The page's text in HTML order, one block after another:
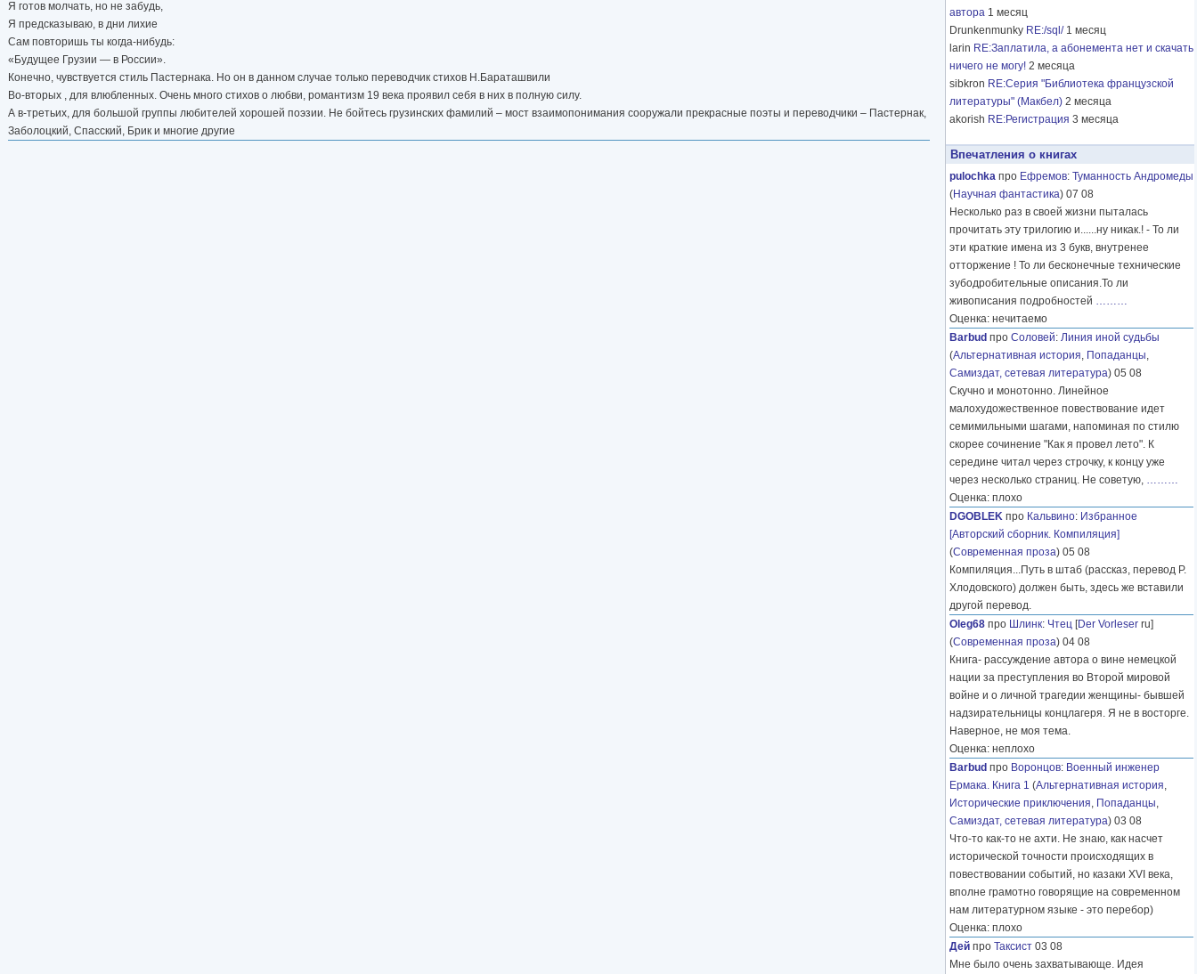
Я готов молчать, но не забудь,
Я предсказываю, в дни лихие
Сам повторишь ты когда-нибудь:
«Будущее Грузии — в России».
Конечно, чувствуется стиль Пастернака. Но он в данном случае только переводчик стихов Н.Бараташвили
Во-вторых , для влюбленных. Очень много стихов о любви, романтизм 19 века проявил себя в них в полную силу.
А в-третьих, для большой группы любителей хорошей поэзии. Не бойтесь грузинских фамилий – мост взаимопонимания сооружали прекрасные поэты и переводчики – Пастернак,
Заболоцкий, Спасский, Брик и многие другие
автора 1 месяц
Drunkenmunky RE:/sql/ 1 месяц
larin RE:Заплатила, а абонемента нет и скачать
ничего не могу! 2 месяца
sibkron RE:Серия "Библиотека французской
литературы" (Макбел) 2 месяца
akorish RE:Регистрация 3 месяца
Впечатления о книгах
pulochka про Ефремов: Туманность Андромеды
(Научная фантастика) 07 08
Несколько раз в своей жизни пыталась
прочитать эту трилогию и......ну никак.! - То ли
эти краткие имена из 3 букв, внутренее
отторжение ! То ли бесконечные технические
зубодробительные описания.То ли
живописания подробностей ………
Оценка: нечитаемо
Barbud про Соловей: Линия иной судьбы
(Альтернативная история, Попаданцы,
Самиздат, сетевая литература) 05 08
Скучно и монотонно. Линейное
малохудожественное повествование идет
семимильными шагами, напоминая по стилю
скорее сочинение "Как я провел лето". К
середине читал через строчку, к концу уже
через несколько страниц. Не советую, ………
Оценка: плохо
DGOBLEK про Кальвино: Избранное
[Авторский сборник. Компиляция]
(Современная проза) 05 08
Компиляция...Путь в штаб (рассказ, перевод Р.
Хлодовского) должен быть, здесь же вставили
другой перевод.
Oleg68 про Шлинк: Чтец [Der Vorleser ru]
(Современная проза) 04 08
Книга- рассуждение автора о вине немецкой
нации за преступления во Второй мировой
войне и о личной трагедии женщины- бывшей
надзирательницы концлагеря. Я не в восторге.
Наверное, не моя тема.
Оценка: неплохо
Barbud про Воронцов: Военный инженер
Ермака. Книга 1 (Альтернативная история,
Исторические приключения, Попаданцы,
Самиздат, сетевая литература) 03 08
Что-то как-то не ахти. Не знаю, как насчет
исторической точности происходящих в
повествовании событий, но казаки XVI века,
вполне грамотно говорящие на современном
нам литературном языке - это перебор)
Оценка: плохо
Дей про Таксист 03 08
Мне было очень захватывающе. Идея